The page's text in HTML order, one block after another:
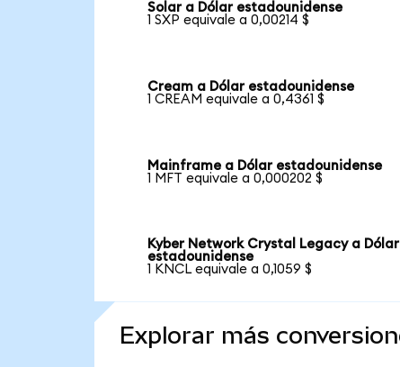
Solar a Dólar estadounidense
1 SXP equivale a 0,00214 $
Cream a Dólar estadounidense
1 CREAM equivale a 0,4361 $
Mainframe a Dólar estadounidense
1 MFT equivale a 0,000202 $
Kyber Network Crystal Legacy a Dólar
estadounidense
1 KNCL equivale a 0,1059 $
Explorar más